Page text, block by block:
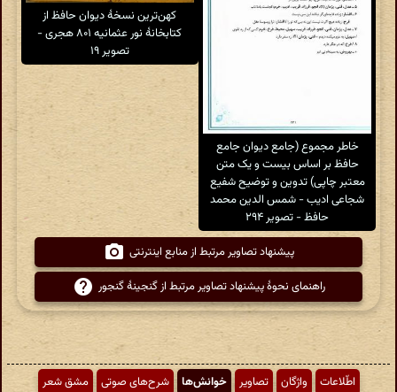
خاطر مجموع (جامع دیوان جامع
حافظ بر اساس بیست و یک متن
معتبر چاپی) تدوین و توضیح شفیع
شجاعی ادیب - شمس الدین محمد
حافظ - تصویر ۲۹۴
کهن‌ترین نسخهٔ دیوان حافظ از
کتابخانهٔ نور عثمانیه ۸۰۱ هجری -
تصویر ۱۹
پیشنهاد تصاویر مرتبط از منابع اینترنتی
راهنمای نحوهٔ پیشنهاد تصاویر مرتبط از گنجینهٔ گنجور
اطّلاعات واژگان تصاویر خوانش‌ها شرح‌های صوتی
مشق شعر